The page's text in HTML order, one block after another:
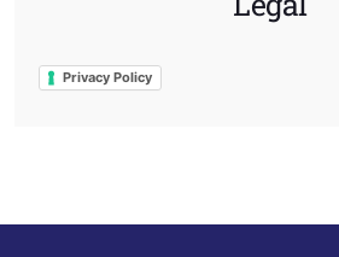
Privacy Policy